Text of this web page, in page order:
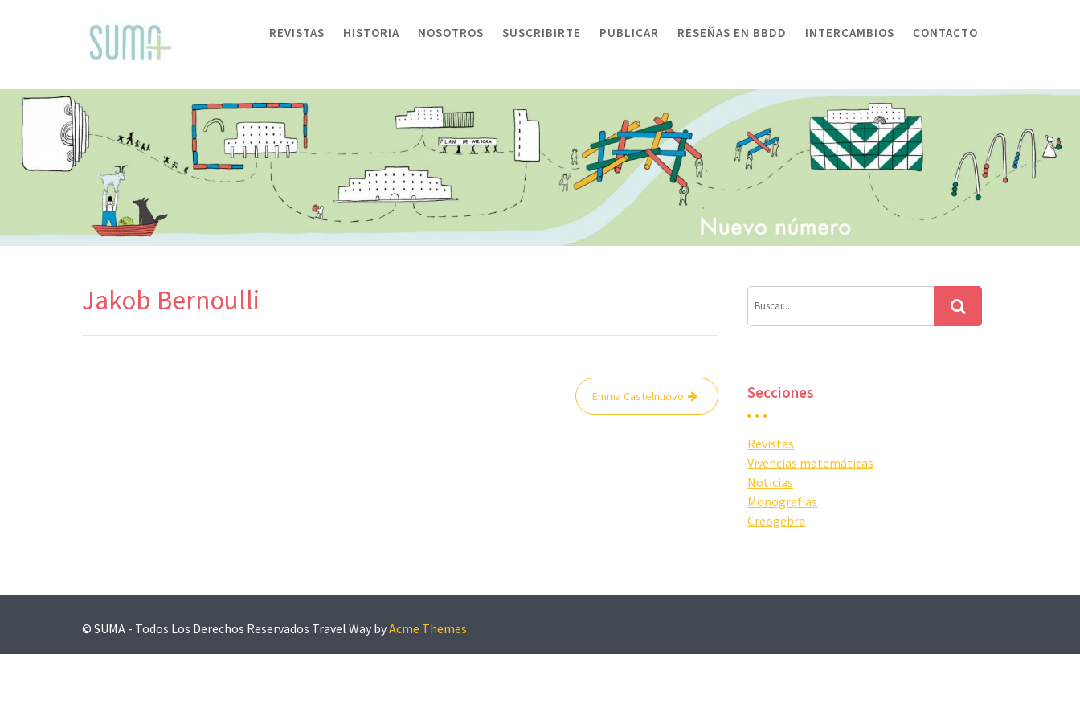
REVISTAS HISTORIA NOSOTROS SUSCRIBIRTE PUBLICAR RESEÑAS EN BBDD INTERCAMBIOS CONTACTO
Jakob Bernoulli
Emma Castelnuovo Secciones
Revistas
Vivencias matemáticas
Noticias
Monografías
Creogebra
© SUMA - Todos Los Derechos Reservados Travel Way byAcme Themes